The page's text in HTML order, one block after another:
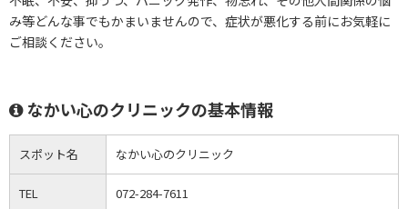
み等どんな事でもかまいませんので、症状が悪化する前にお気軽に
ご相談ください。
なかい心のクリニックの基本情報
スポット名 なかい心のクリニック
TEL 072-284-7611